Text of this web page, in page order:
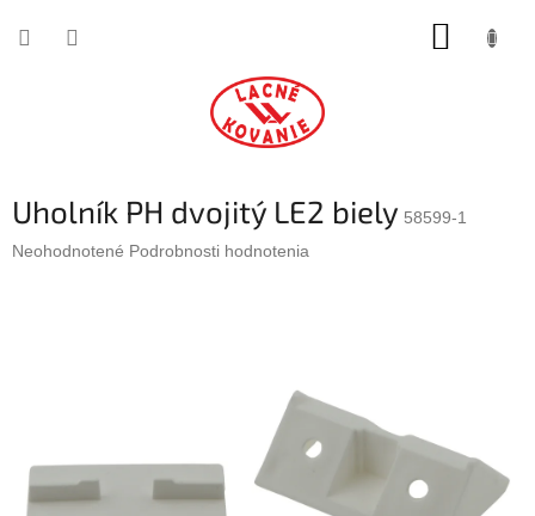
Uholník PH dvojitý LE2 biely 58599-1
Priemerné
Neohodnotené Podrobnosti hodnotenia